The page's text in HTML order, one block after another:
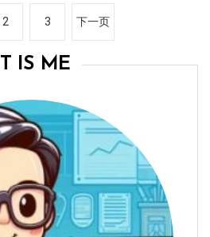
2 3 下一页
IT IS ME